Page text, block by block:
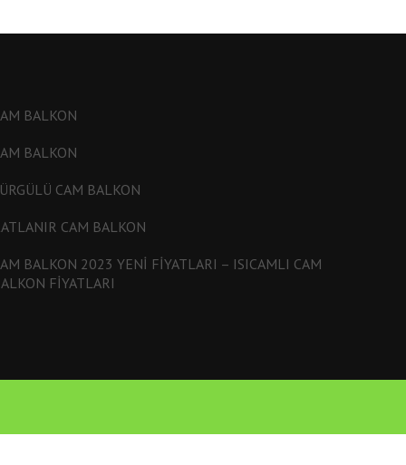
BALKON
BALKON
CAM BALKON
CAM BALKON
BALKON 2023 YENI FIYATLARI – ISICAMLI CAM
FIYATLARI